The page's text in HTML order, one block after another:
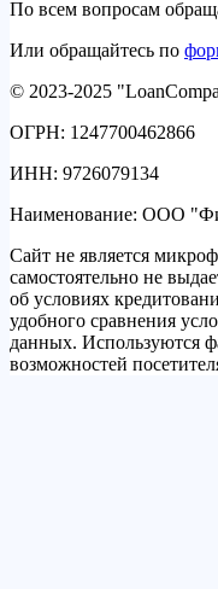
По всем вопросам
Или обращайтесь по
© 2023-2025
ОГРН: 1247700462866
ИНН: 9726079134
Наименование: ООО
Сайт не является
самостоятельно не
об условиях
удобного сравнения
данных. Используются
возможностей